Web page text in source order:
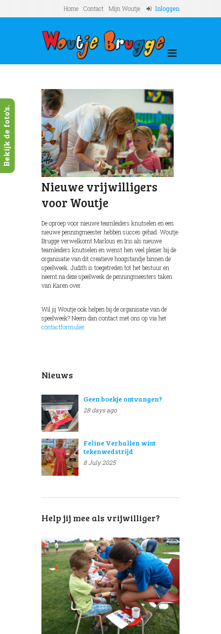
Home Contact Mijn Woutje Inloggen
Nieuwe vrijwilligers
voor Woutje
De oproep voor nieuwe teamleiders knutselen en een
nieuwe penningmeester hebben succes gehad. Woutje
Brugge verwelkomt Marlous en Iris als nieuwe
teamleiders knutselen en wenst hen veel plezier bij de
organisatie van dit creatieve hoogstandje binnen de
speelweek. Judith is toegetreden tot het bestuur en
neemt na deze speelweek de penningmeesters taken
van Karen over.
Wil jij Woutje ook helpen bij de organisatie van de
speelweek? Neem dan contact met ons op via het
contactformulier.
Nieuws
Geen boekje ontvangen?
28 days ago
Feline Verhallen wint
tekenwedstrijd
8 July 2025
Help jij mee als vrijwilliger?
Bekijk de foto's.